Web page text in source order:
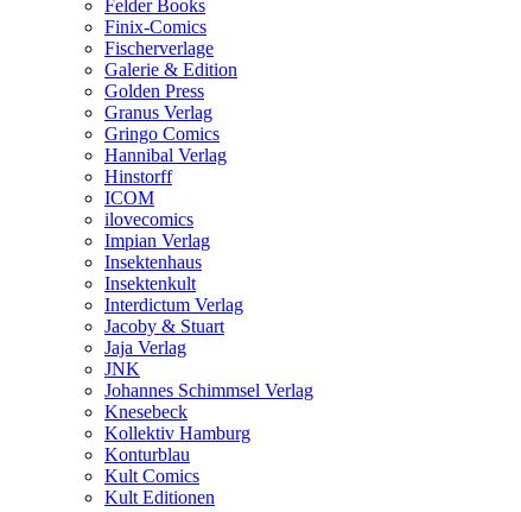
Felder Books
Finix-Comics
Fischerverlage
Galerie & Edition
Golden Press
Granus Verlag
Gringo Comics
Hannibal Verlag
Hinstorff
ICOM
ilovecomics
Impian Verlag
Insektenhaus
Insektenkult
Interdictum Verlag
Jacoby & Stuart
Jaja Verlag
JNK
Johannes Schimmsel Verlag
Knesebeck
Kollektiv Hamburg
Konturblau
Kult Comics
Kult Editionen